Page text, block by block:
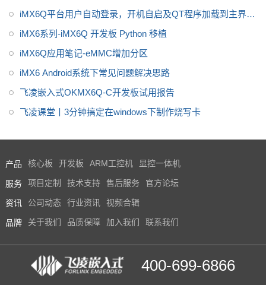
iMX6Q平台用户自动登录，开机自启及QT程序加载到主界面
解决思路
iMX6系列-iMX6Q 开发板 Python 移植
iMX6Q应用笔记-eMMC增加分区
iMX6 Android系统下常见问题解决思路
飞凌嵌入式OKMX6Q-C开发板试用报告
飞凌课堂丨3分钟搞定在windows下制作烧写卡
产品 核心板 开发板 ARM工控机 显控一体机
服务 项目定制 技术支持 售后服务 官方论坛
资讯 公司动态 行业资讯 视频合辑
品牌 关于我们 品质保障 加入我们 联系我们
400-699-6866